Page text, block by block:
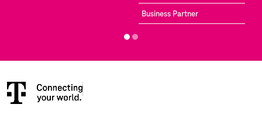
Business Partner